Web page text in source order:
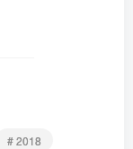
# 2018